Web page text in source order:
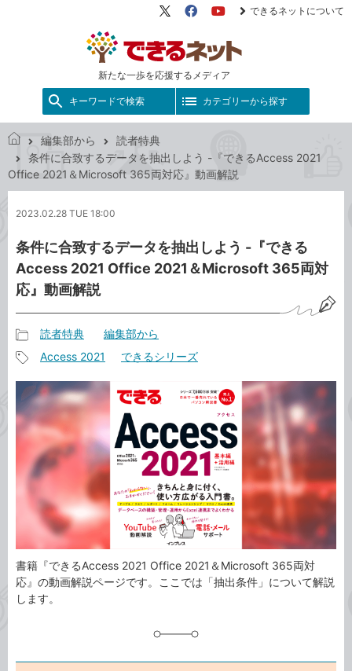
新たな一歩を応援するメディア
X（旧
FacebookYouTube
できるネットについて
キーワードで検索 カテゴリーから探す
で
き
ッ
編集部から
読者特典
条件に合致するデータを抽出しよう -『できるAccess 2021
Office 2021＆Microsoft 365両対応』動画解説
2023.02.28 TUE 18:00
条件に合致するデータを抽出しよう -『できる
Access 2021 Office 2021＆Microsoft 365両対
応』動画解説
事
カ
テ
ゴ
リ
読者特典 編集部から
事
タ
グ
Access 2021 できるシリーズ
書籍『できるAccess 2021 Office 2021＆Microsoft 365両対
応』の動画解説ページです。ここでは「抽出条件」について解説
します。